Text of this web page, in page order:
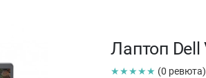
Лаптоп Dell
★★★★★ (0 ревюта)